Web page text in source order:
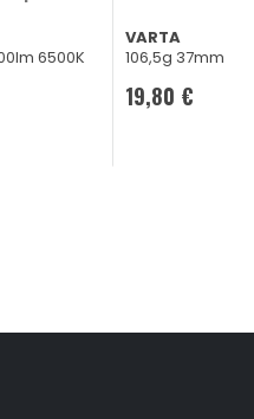
6500K
VARTA
106,5g 37mm
19,80 €